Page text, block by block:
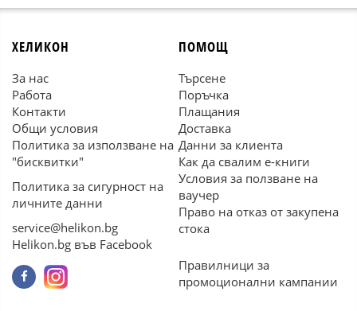
ХЕЛИКОН
За нас
Работа
Контакти
Общи условия
Политика за използване на
"бисквитки"
Политика за сигурност на
личните данни
service@helikon.bg
Helikon.bg във Facebook
ПОМОЩ
Търсене
Поръчка
Плащания
Доставка
Данни за клиента
Как да свалим е-книги
Условия за ползване на
ваучер
Право на отказ от закупена
стока
Правилници за
промоционални кампании